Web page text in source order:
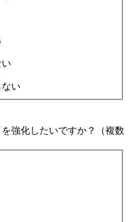
い
強化したいですか？（複数